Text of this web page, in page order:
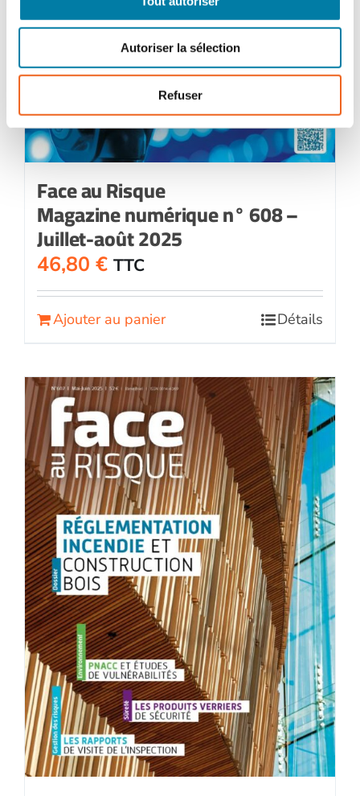
Autoriser la sélection
Refuser
Face au Risque
Magazine numérique n° 608 –
Juillet-août 2025
46,80 € TTC
Ajouter au panier Détails